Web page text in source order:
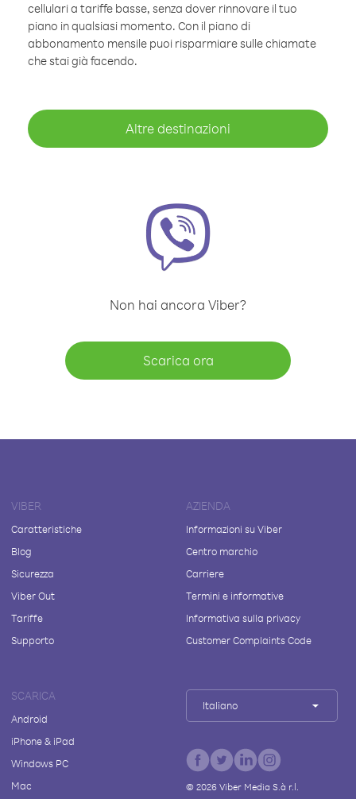
cellulari a tariffe basse, senza dover rinnovare il tuo
piano in qualsiasi momento. Con il piano di
abbonamento mensile puoi risparmiare sulle chiamate
che stai già facendo.
Altre destinazioni
Non hai ancora Viber?
Scarica ora
VIBER
Caratteristiche
Blog
Sicurezza
Viber Out
Tariffe
Supporto
AZIENDA
Informazioni su Viber
Centro marchio
Carriere
Termini e informative
Informativa sulla privacy
Customer Complaints Code
SCARICA
Android
iPhone & iPad
Windows PC
Mac
Italiano
© 2026Viber Media S.à r.l.